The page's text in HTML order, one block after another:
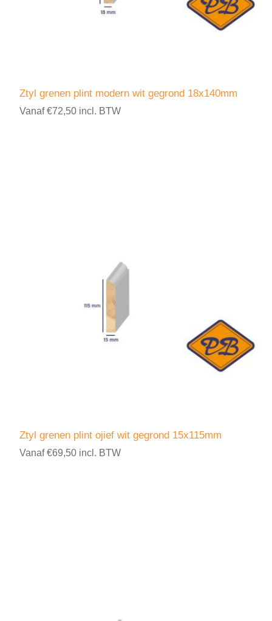
Ztyl grenen plint modern wit gegrond 18x140mm
Vanaf €72,50 incl. BTW
Ztyl grenen plint ojief wit gegrond 15x115mm
Vanaf €69,50 incl. BTW